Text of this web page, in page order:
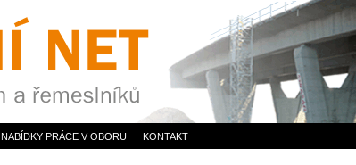
NABÍDKY PRÁCE V OBORU KONTAKT